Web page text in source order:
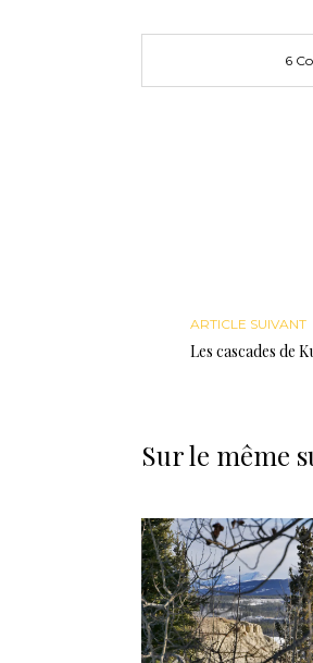
6
ARTICLE SUIVANT
Les cascades de
Sur le même